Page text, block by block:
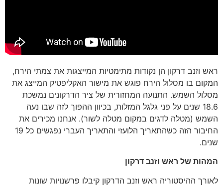
ראש וזנב דרקון הן נקודות מתימטיות המייצגות את צמתי הירח,
המקום בו מסלול הירח פוגש את מישור האקליפטיק המייצג את
מסלול השמש. התנועה המחזורית של ציר הדרקונים נמשכת
18.6 שנים על פני גלגל המזלות, בכיוון ההפוך לזה שבו נעה
השמש (מטלה לדגים במקום מטלה לשור). אנחנו מכירים את
החיבור הזה כשהתאריך הלועזי והתאריך העברי נפגשים כל 19
שנים.
המהות של ראש וזנב דרקון
לאורך ההיסטוריה ראש וזנב הדרקון קיבלו פרשנויות שונות